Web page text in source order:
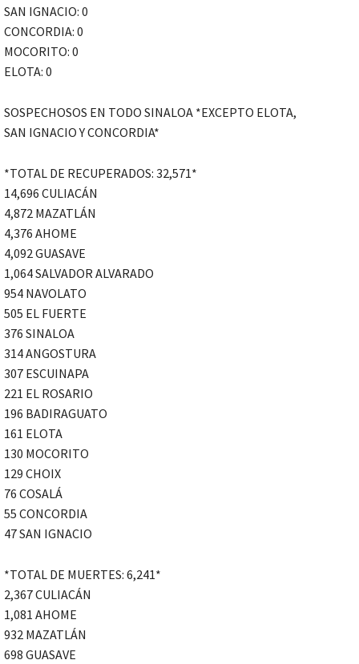
SAN IGNACIO: 0
CONCORDIA: 0
MOCORITO: 0
ELOTA: 0
SOSPECHOSOS EN TODO SINALOA *EXCEPTO ELOTA,
SAN IGNACIO Y CONCORDIA*
*TOTAL DE RECUPERADOS: 32,571*
14,696 CULIACÁN
4,872 MAZATLÁN
4,376 AHOME
4,092 GUASAVE
1,064 SALVADOR ALVARADO
954 NAVOLATO
505 EL FUERTE
376 SINALOA
314 ANGOSTURA
307 ESCUINAPA
221 EL ROSARIO
196 BADIRAGUATO
161 ELOTA
130 MOCORITO
129 CHOIX
76 COSALÁ
55 CONCORDIA
47 SAN IGNACIO
*TOTAL DE MUERTES: 6,241*
2,367 CULIACÁN
1,081 AHOME
932 MAZATLÁN
698 GUASAVE